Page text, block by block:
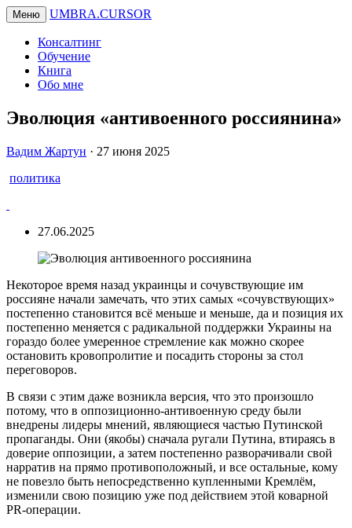
Меню UMBRA.CURSOR
Консалтинг
Обучение
Книга
Обо мне
Эволюция «антивоенного россиянина»
Вадим
Вадим Жартун · 27 июня 2025
политика
27.06.2025
Некоторое время назад украинцы и сочувствующие им
россияне начали замечать, что этих самых «сочувствующих»
постепенно становится всё меньше и меньше, да и позиция их
постепенно меняется с радикальной поддержки Украины на
гораздо более умеренное стремление как можно скорее
остановить кровопролитие и посадить стороны за стол
переговоров.
В связи с этим даже возникла версия, что это произошло
потому, что в оппозиционно-антивоенную среду были
внедрены лидеры мнений, являющиеся частью Путинской
пропаганды. Они (якобы) сначала ругали Путина, втираясь в
доверие оппозиции, а затем постепенно разворачивали свой
нарратив на прямо противоположный, и все остальные, кому
не повезло быть непосредственно купленными Кремлём,
изменили свою позицию уже под действием этой коварной
PR-операции.